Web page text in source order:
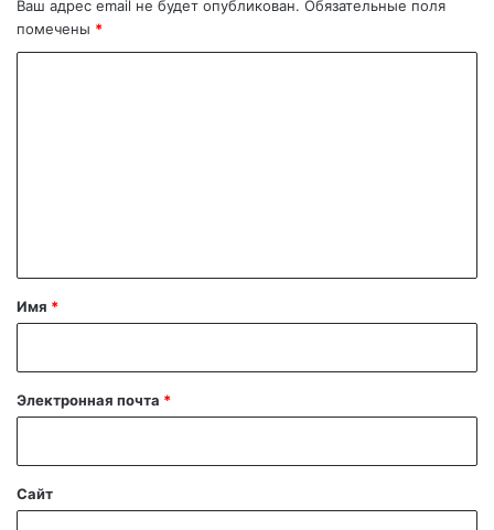
Ваш адрес email не будет опубликован. Обязательные поля
помечены *
а
й
Имя *
Электронная почта *
Сайт